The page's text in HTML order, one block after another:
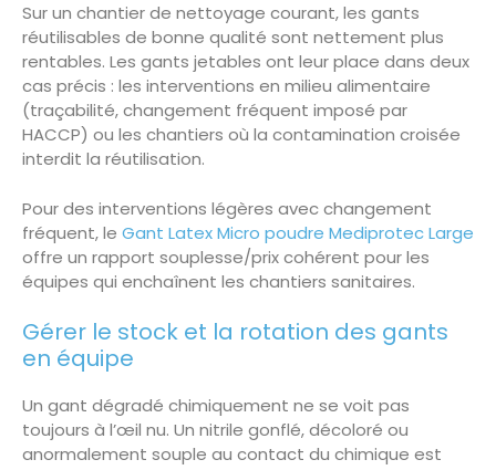
Sur un chantier de nettoyage courant, les gants
réutilisables de bonne qualité sont nettement plus
rentables. Les gants jetables ont leur place dans deux
cas précis : les interventions en milieu alimentaire
(traçabilité, changement fréquent imposé par
HACCP) ou les chantiers où la contamination croisée
interdit la réutilisation.
Pour des interventions légères avec changement
fréquent, le Gant Latex Micro poudre Mediprotec Large
offre un rapport souplesse/prix cohérent pour les
équipes qui enchaînent les chantiers sanitaires.
Gérer le stock et la rotation des gants
en équipe
Un gant dégradé chimiquement ne se voit pas
toujours à l’œil nu. Un nitrile gonflé, décoloré ou
anormalement souple au contact du chimique est